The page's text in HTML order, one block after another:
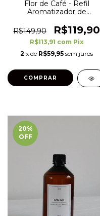
Flor de Café - Refil
Aromatizador de
R$149,90
R$119,90
R$113,91 com Pix
2 x de R$59,95 sem juros
20%
OFF